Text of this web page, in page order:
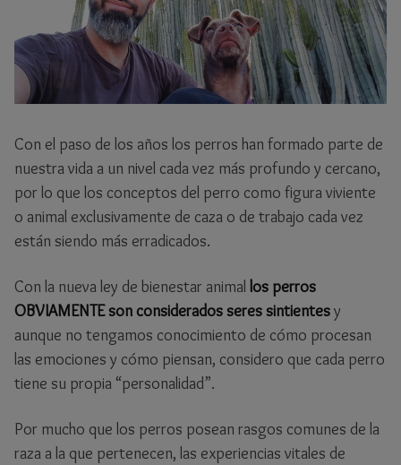
Con el paso de los años los perros han formado parte de
nuestra vida a un nivel cada vez más profundo y cercano,
por lo que los conceptos del perro como figura viviente
o animal exclusivamente de caza o de trabajo cada vez
están siendo más erradicados.
Con la nueva ley de bienestar animal los perros
OBVIAMENTE son considerados seres sintientesy
aunque no tengamos conocimiento de cómo procesan
las emociones y cómo piensan, considero que cada perro
tiene su propia “personalidad”.
Por mucho que los perros posean rasgos comunes de la
raza a la que pertenecen, las experiencias vitales de